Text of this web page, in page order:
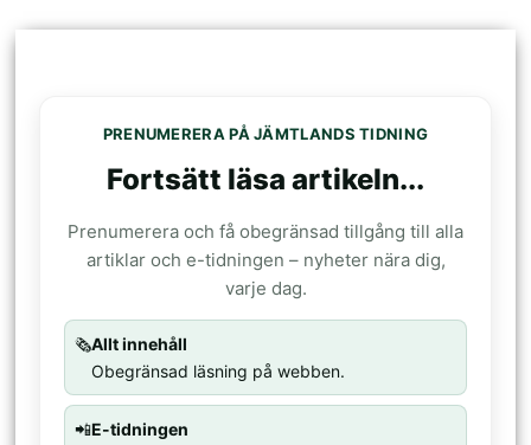
PRENUMERERA PÅ JÄMTLANDS TIDNING
Fortsätt läsa artikeln...
Prenumerera och få obegränsad tillgång till alla
artiklar och e-tidningen – nyheter nära dig,
varje dag.
🗞️Allt innehåll
Obegränsad läsning på webben.
📲E-tidningen